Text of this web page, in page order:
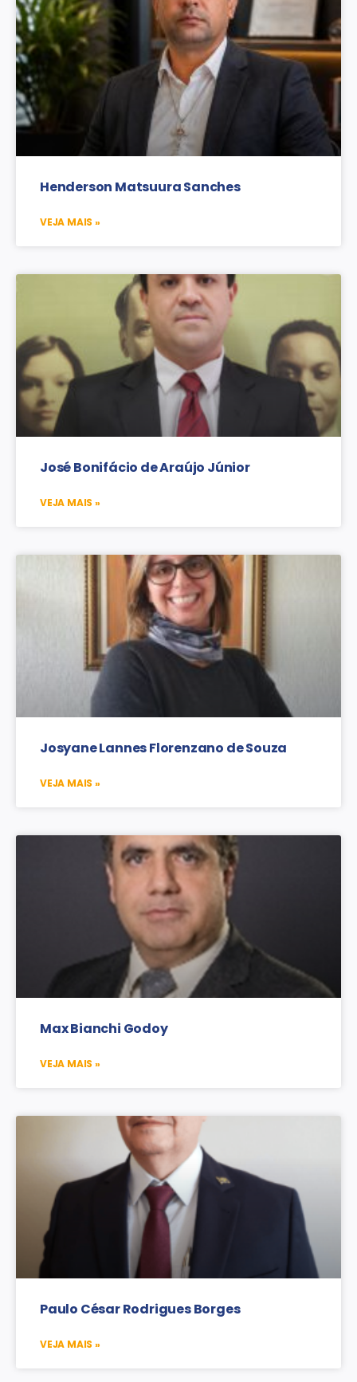
Henderson Matsuura Sanches
VEJA MAIS »
José Bonifácio de Araújo Júnior
VEJA MAIS »
Josyane Lannes Florenzano de Souza
VEJA MAIS »
Max Bianchi Godoy
VEJA MAIS »
Paulo César Rodrigues Borges
VEJA MAIS »